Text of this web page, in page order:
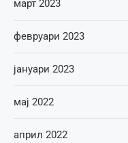
март 2023
февруари 2023
јануари 2023
мај 2022
април 2022